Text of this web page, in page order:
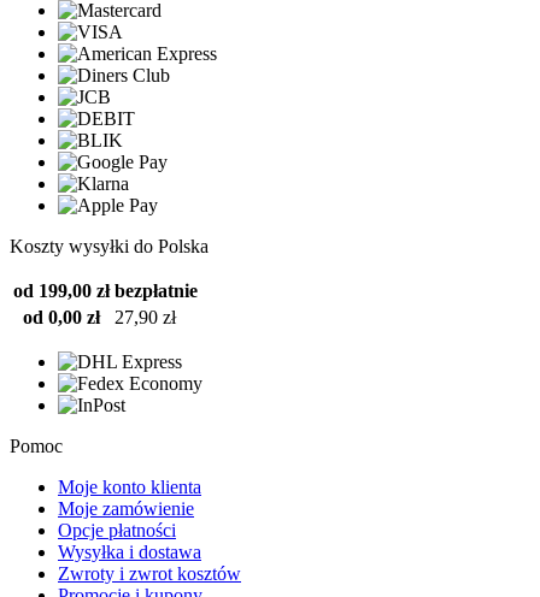
Koszty wysyłki do Polska
od 199,00 zł bezpłatnie
od 0,00 zł
27,90 zł
Pomoc
Moje konto klienta
Moje zamówienie
Opcje płatności
Wysyłka i dostawa
Zwroty i zwrot kosztów